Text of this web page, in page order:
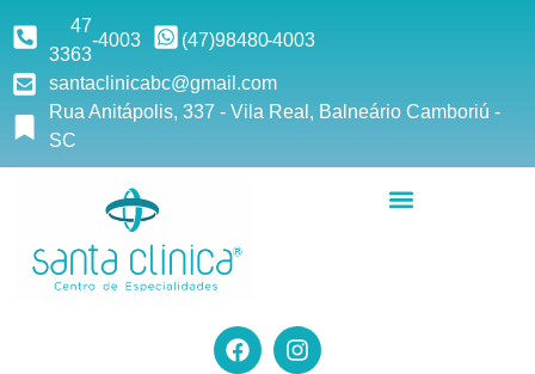
47
3363
-4003 (47)98480-4003
santaclinicabc@gmail.com
Rua Anitápolis, 337 - Vila Real, Balneário Camboriú -
SC